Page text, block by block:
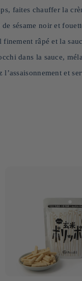
faites chauffer la
sésame noir et
finement râpé et la
dans la sauce,
l’assaisonnement et